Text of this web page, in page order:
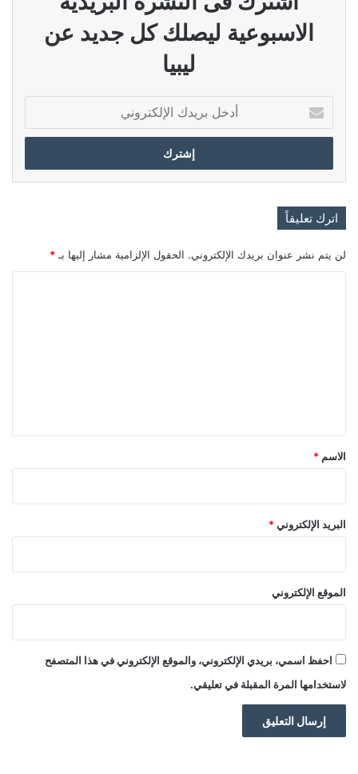
الاسبوعية ليصلك كل جديد عن
ليبيا
بريدك
الإلكتروني
اترك تعليقاً
لن يتم نشر عنوان بريدك الإلكتروني. الحقول الإلزامية مشار إليها بـ *
*
الاسم *
البريد الإلكتروني *
الموقع الإلكتروني
احفظ اسمي، بريدي الإلكتروني، والموقع الإلكتروني في هذا المتصفح
لاستخدامها المرة المقبلة في تعليقي.